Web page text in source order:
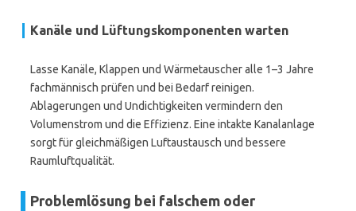
Kanäle und Lüftungskomponenten warten
Lasse Kanäle, Klappen und Wärmetauscher alle 1–3 Jahre
fachmännisch prüfen und bei Bedarf reinigen.
Ablagerungen und Undichtigkeiten vermindern den
Volumenstrom und die Effizienz. Eine intakte Kanalanlage
sorgt für gleichmäßigen Luftaustausch und bessere
Raumluftqualität.
Problemlösung bei falschem oder